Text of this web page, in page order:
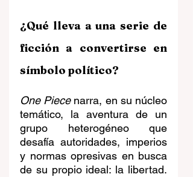
¿Qué lleva a una serie de
ficción a convertirse en
símbolo político?
One Piece narra, en su núcleo
temático, la aventura de un
grupo heterogéneo que
desafía autoridades, imperios
y normas opresivas en busca
de su propio ideal: la libertad.